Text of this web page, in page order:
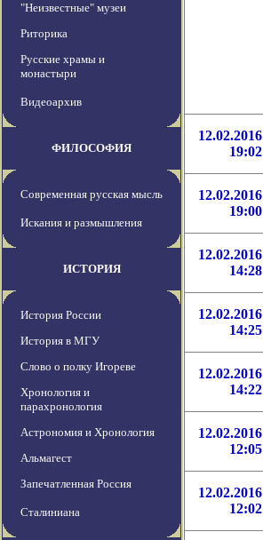
"Неизвестные" музеи
Риторика
Русские храмы и
монастыри
Видеоархив
ФИЛОСОФИЯ
Современная русская мысль
Искания и размышления
ИСТОРИЯ
История России
История в МГУ
Слово о полку Игореве
Хронология и
парахронология
Астрономия и Хронология
Альмагест
Запечатленная Россия
Сталиниана
12.02.2016
19:02
12.02.2016
19:00
12.02.2016
14:28
12.02.2016
14:25
12.02.2016
14:22
12.02.2016
12:05
12.02.2016
12:02